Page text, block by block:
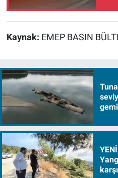
Kaynak: EMEP BASIN